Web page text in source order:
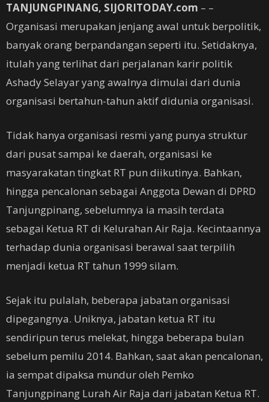
TANJUNGPINANG, SIJORITODAY.com – –
Organisasi merupakan jenjang awal untuk berpolitik,
banyak orang berpandangan seperti itu. Setidaknya,
itulah yang terlihat dari perjalanan karir politik
Ashady Selayar yang awalnya dimulai dari dunia
organisasi bertahun-tahun aktif didunia organisasi.
Tidak hanya organisasi resmi yang punya struktur
dari pusat sampai ke daerah, organisasi ke
masyarakatan tingkat RT pun diikutinya. Bahkan,
hingga pencalonan sebagai Anggota Dewan di DPRD
Tanjungpinang, sebelumnya ia masih terdata
sebagai Ketua RT di Kelurahan Air Raja. Kecintaannya
terhadap dunia organisasi berawal saat terpilih
menjadi ketua RT tahun 1999 silam.
Sejak itu pulalah, beberapa jabatan organisasi
dipegangnya. Uniknya, jabatan ketua RT itu
sendiripun terus melekat, hingga beberapa bulan
sebelum pemilu 2014. Bahkan, saat akan pencalonan,
ia sempat dipaksa mundur oleh Pemko
Tanjungpinang Lurah Air Raja dari jabatan Ketua RT.